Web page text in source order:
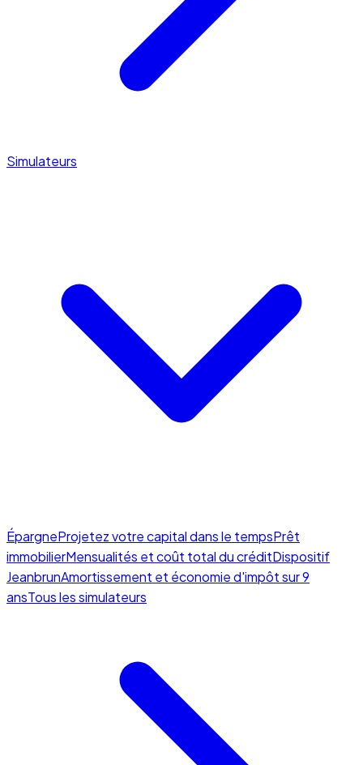
Simulateurs
ÉpargneProjetez votre capital dans le tempsPrêt
immobilierMensualités et coût total du créditDispositif
JeanbrunAmortissement et économie d'impôt sur 9
ansTous les simulateurs